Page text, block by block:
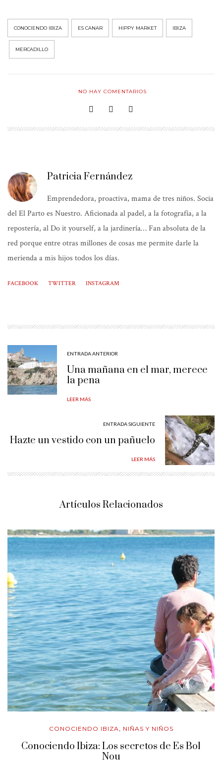
CONOCIENDO IBIZA ES CANAR HIPPY MARKET IBIZA
MERCADILLO
NO HAY COMENTARIOS
Patricia Fernández
Emprendedora, proactiva, mama de tres niños. Socia
del El Parto es Nuestro. Aficionada al padel, a la fotografía, a la
repostería, al Do it yourself, a la jardinería… Fan absoluta de la
red porque entre otras millones de cosas me permite darle la
merienda a mis hijos todos los días.
FACEBOOK TWITTER INSTAGRAM
ENTRADA ANTERIOR
Una mañana en el mar, merece
la pena
LEER MÁS
ENTRADA SIGUIENTE
Hazte un vestido con un pañuelo
LEER MÁS
Artículos Relacionados
CONOCIENDO IBIZA, NIÑAS Y NIÑOS
Conociendo Ibiza: Los secretos de Es Bol
Nou